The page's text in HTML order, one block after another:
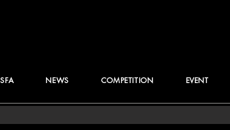
NEWS COMPETITION EVENT